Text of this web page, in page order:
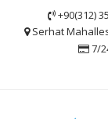
+90(312)
Serhat
7/